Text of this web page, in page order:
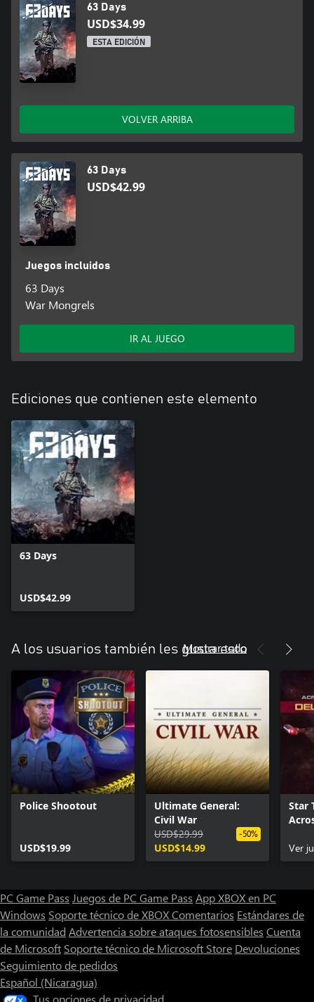
63 Days
USD$34.99
ESTA EDICIÓN
VOLVER ARRIBA
63 Days
USD$42.99
Juegos incluidos
63 Days
War Mongrels
IR AL JUEGO
Ediciones que contienen este elemento
63 Days
USD$42.99
A los usuarios también les gusta esto
Mostrar todo
Police Shootout
USD$19.99
Ultimate General:
Civil War
USD$29.99
USD$14.99
-50%
Star
Ver
PC Game Pass Juegos de PC Game Pass App XBOX en PC
Windows Soporte técnico de XBOXComentarios Estándares de
la comunidad Advertencia sobre ataques fotosensibles Cuenta
de Microsoft Soporte técnico de Microsoft Store Devoluciones
Seguimiento de pedidos
Español (Nicaragua)
Tus opciones de privacidad